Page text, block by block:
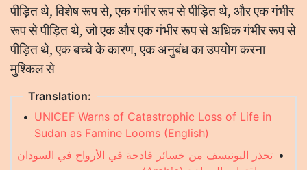
पीड़ित थे, विशेष रूप से, एक गंभीर रूप से पीड़ित थे, और एक गंभीर
रूप से पीड़ित थे, जो एक और एक गंभीर रूप से अधिक गंभीर रूप से
पीड़ित थे, एक बच्चे के कारण, एक अनुबंध का उपयोग करना
मुश्किल से
Translation:
• UNICEF Warns of Catastrophic Loss of Life in
Sudan as Famine Looms (English)
• تحذر اليونيسف من خسائر فادحة في الأرواح في السودان